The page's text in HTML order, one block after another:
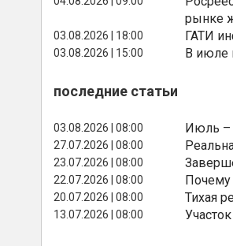
рынке
03.08.2026 | 18:00 ГАТИ
03.08.2026 | 15:00 В июле
последние статьи
03.08.2026 | 08:00 Июль –
27.07.2026 | 08:00
23.07.2026 | 08:00
22.07.2026 | 08:00 Почему
20.07.2026 | 08:00 Тихая
13.07.2026 | 08:00